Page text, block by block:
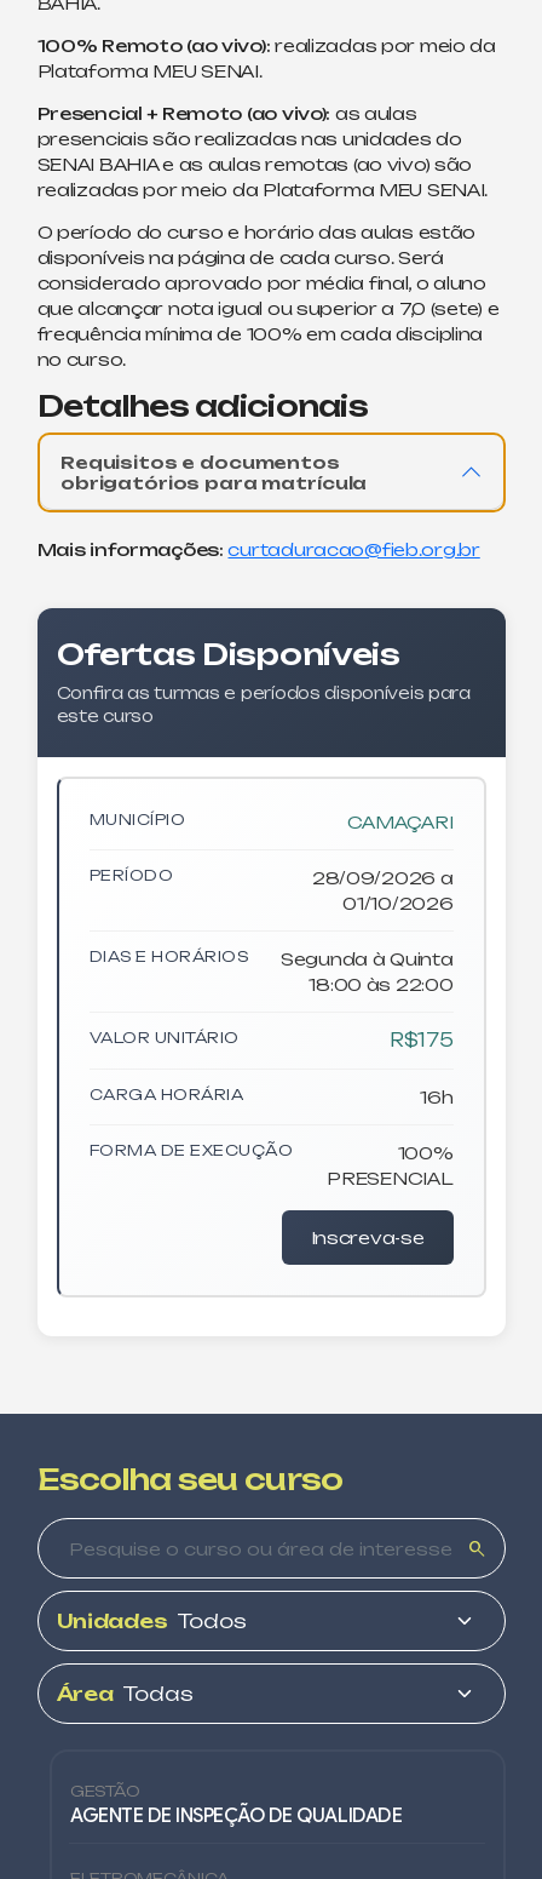
100% Remoto (ao vivo):realizadas por meio da
Plataforma MEU SENAI.
Presencial + Remoto (ao vivo): as aulas
presenciais são realizadas nas unidades do
SENAI BAHIA e as aulas remotas (ao vivo) são
realizadas por meio da Plataforma MEU SENAI.
O período do curso e horário das aulas estão
disponíveis na página de cada curso. Será
considerado aprovado por média final, o aluno
que alcançar nota igual ou superior a 7,0 (sete) e
frequência mínima de 100% em cada disciplina
no curso.
Detalhes adicionais
Requisitos e documentos
obrigatórios para matrícula
Mais informações: curtaduracao@fieb.org.br
Ofertas Disponíveis
Confira as turmas e períodos disponíveis para
este curso
MUNICÍPIO CAMAÇARI
PERÍODO
28/09/2026 a
01/10/2026
DIAS E HORÁRIOS
Segunda à Quinta
18:00 às 22:00
VALOR UNITÁRIO R$175
CARGA HORÁRIA 16h
FORMA DE EXECUÇÃO
100%
PRESENCIAL
Inscreva-se
Escolha seu curso
search
Unidades
Área
GESTÃO
AGENTE DE INSPEÇÃO DE QUALIDADE